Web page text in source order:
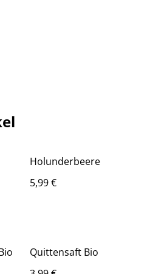
Holunderbeere
5,99 €
Quittensaft Bio